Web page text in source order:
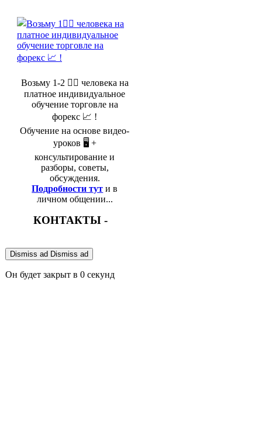
Возьму 1-2 🤵‍♂️ человека на
платное индивидуальное
обучение торговле на
форекс 📈 !
Обучение на основе видео-
уроков 🖥️ +
консультирование и
разборы, советы,
обсуждения.
Подробности тут и в
личном общении...
КОНТАКТЫ -
Dismiss ad Dismiss ad
Он будет закрыт в 0 секунд